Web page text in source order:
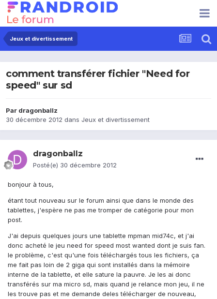
Jeux et divertissement
comment transférer fichier "Need for
speed" sur sd
Par dragonballz
30 décembre 2012 dans Jeux et divertissement
dragonballz
Posté(e) 30 décembre 2012
bonjour à tous,
étant tout nouveau sur le forum ainsi que dans le monde des
tablettes, j'espère ne pas me tromper de catégorie pour mon
post.
J'ai depuis quelques jours une tablette mpman mid74c, et j'ai
donc acheté le jeu need for speed most wanted dont je suis fan.
le problème, c'est qu'une fois téléchargés tous les fichiers, ça
me fait pas loin de 2 giga qui sont installés dans la mémoire
interne de la tablette, et elle sature la pauvre. Je les ai donc
transférés sur ma micro sd, mais quand je relance mon jeu, il ne
les trouve pas et me demande deles télécharger de nouveau,